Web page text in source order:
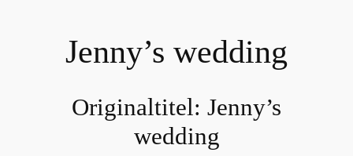
Jenny’s wedding
Originaltitel: Jenny’s
wedding